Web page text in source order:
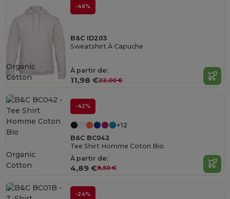
-46%
B&C ID203
Sweatshirt À Capuche
À partir de:
11,98 €22,00 €
Organic
Cotton
-42%
+12
B&C BC042
Tee Shirt Homme Coton Bio
À partir de:
4,89 €8,50 €
Organic
Cotton
-24%